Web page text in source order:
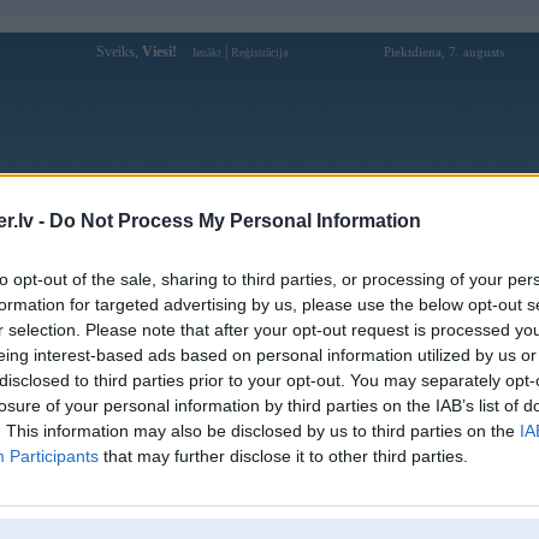
- Do Not Process My Personal Information
opt-out of the sale, sharing to third parties, or processing of your
for targeted advertising by us, please use the below opt-out
selection. Please note that after your opt-out request is processed
interest-based ads based on personal information utilized by us
to third parties prior to your opt-out. You may separately
of your personal information by third parties on the IAB’s list of
This information may also be disclosed by us to third parties on the
Participants that may further disclose it to other third parties.
Sveiks, Viesi! Ienākt Reģistrācija Piektdiena, 7. augusts
Forums Galerijas Reģistrācija Lietotāji
Lietotāja sister_of_mercy profils
Pēdējo reizi manīts: 24. Aug 2021, 17:12
Lietotājvārds:
sister_of_mercy
Pilsēta:
Rīga
Braucu ar:
BMW 730 e66
Nodarbošanās:
Loģistikas speciālists
[Pēdējie ziņojumi forumā]